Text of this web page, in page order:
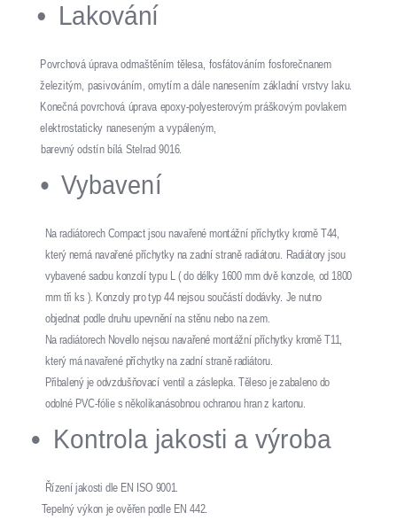
Lakování
Povrchová úprava odmaštěním tělesa, fosfátováním fosforečnanem
železitým, pasivováním, omytím a dále nanesením základní vrstvy laku.
Konečná povrchová úprava epoxy-polyesterovým práškovým povlakem
elektrostaticky naneseným a vypáleným,
barevný odstín bílá Stelrad 9016.
Vybavení
Na radiátorech Compact jsou navařené montážní příchytky kromě T44,
který nemá navařené příchytky na zadní straně radiátoru. Radiátory jsou
vybavené sadou konzolí typu L ( do délky 1600 mm dvě konzole, od 1800
mm tři ks ). Konzoly pro typ 44 nejsou součástí dodávky. Je nutno
objednat podle druhu upevnění na stěnu nebo na zem.
Na radiátorech Novello nejsou navařené montážní příchytky kromě T11,
který má navařené příchytky na zadní straně radiátoru.
Přibalený je odvzdušňovací ventil a záslepka. Těleso je zabaleno do
odolné PVC-fólie s několikanásobnou ochranou hran z kartonu.
Kontrola jakosti a výroba
Řízení jakosti dle EN ISO 9001.
Tepelný výkon je ověřen podle EN 442.